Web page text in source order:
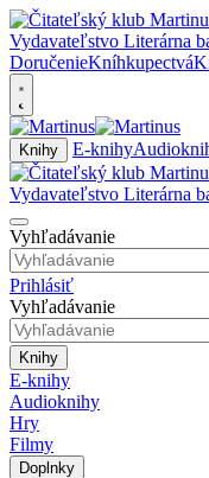
DoručenieKníhkupectvá
Knihy E-knihy
Vyhľadávanie
Prihlásiť
Vyhľadávanie
Knihy
E-knihy
Audioknihy
Hry
Filmy
Doplnky